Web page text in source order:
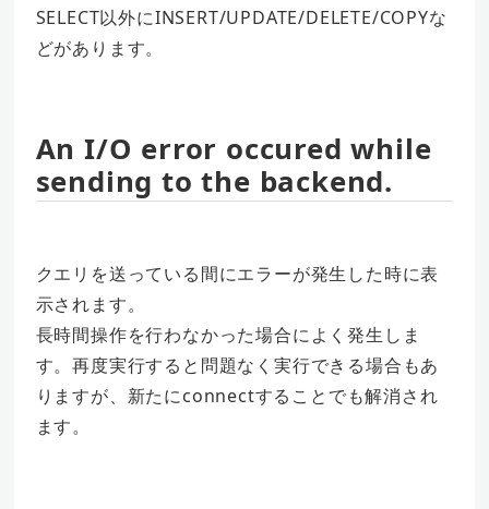
SELECT以外にINSERT/UPDATE/DELETE/COPYな
どがあります。
An I/O error occured while
sending to the backend.
クエリを送っている間にエラーが発生した時に表
示されます。
長時間操作を行わなかった場合によく発生しま
す。再度実行すると問題なく実行できる場合もあ
りますが、新たにconnectすることでも解消され
ます。